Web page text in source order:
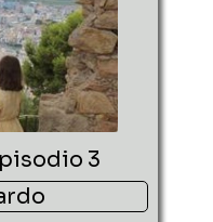
3